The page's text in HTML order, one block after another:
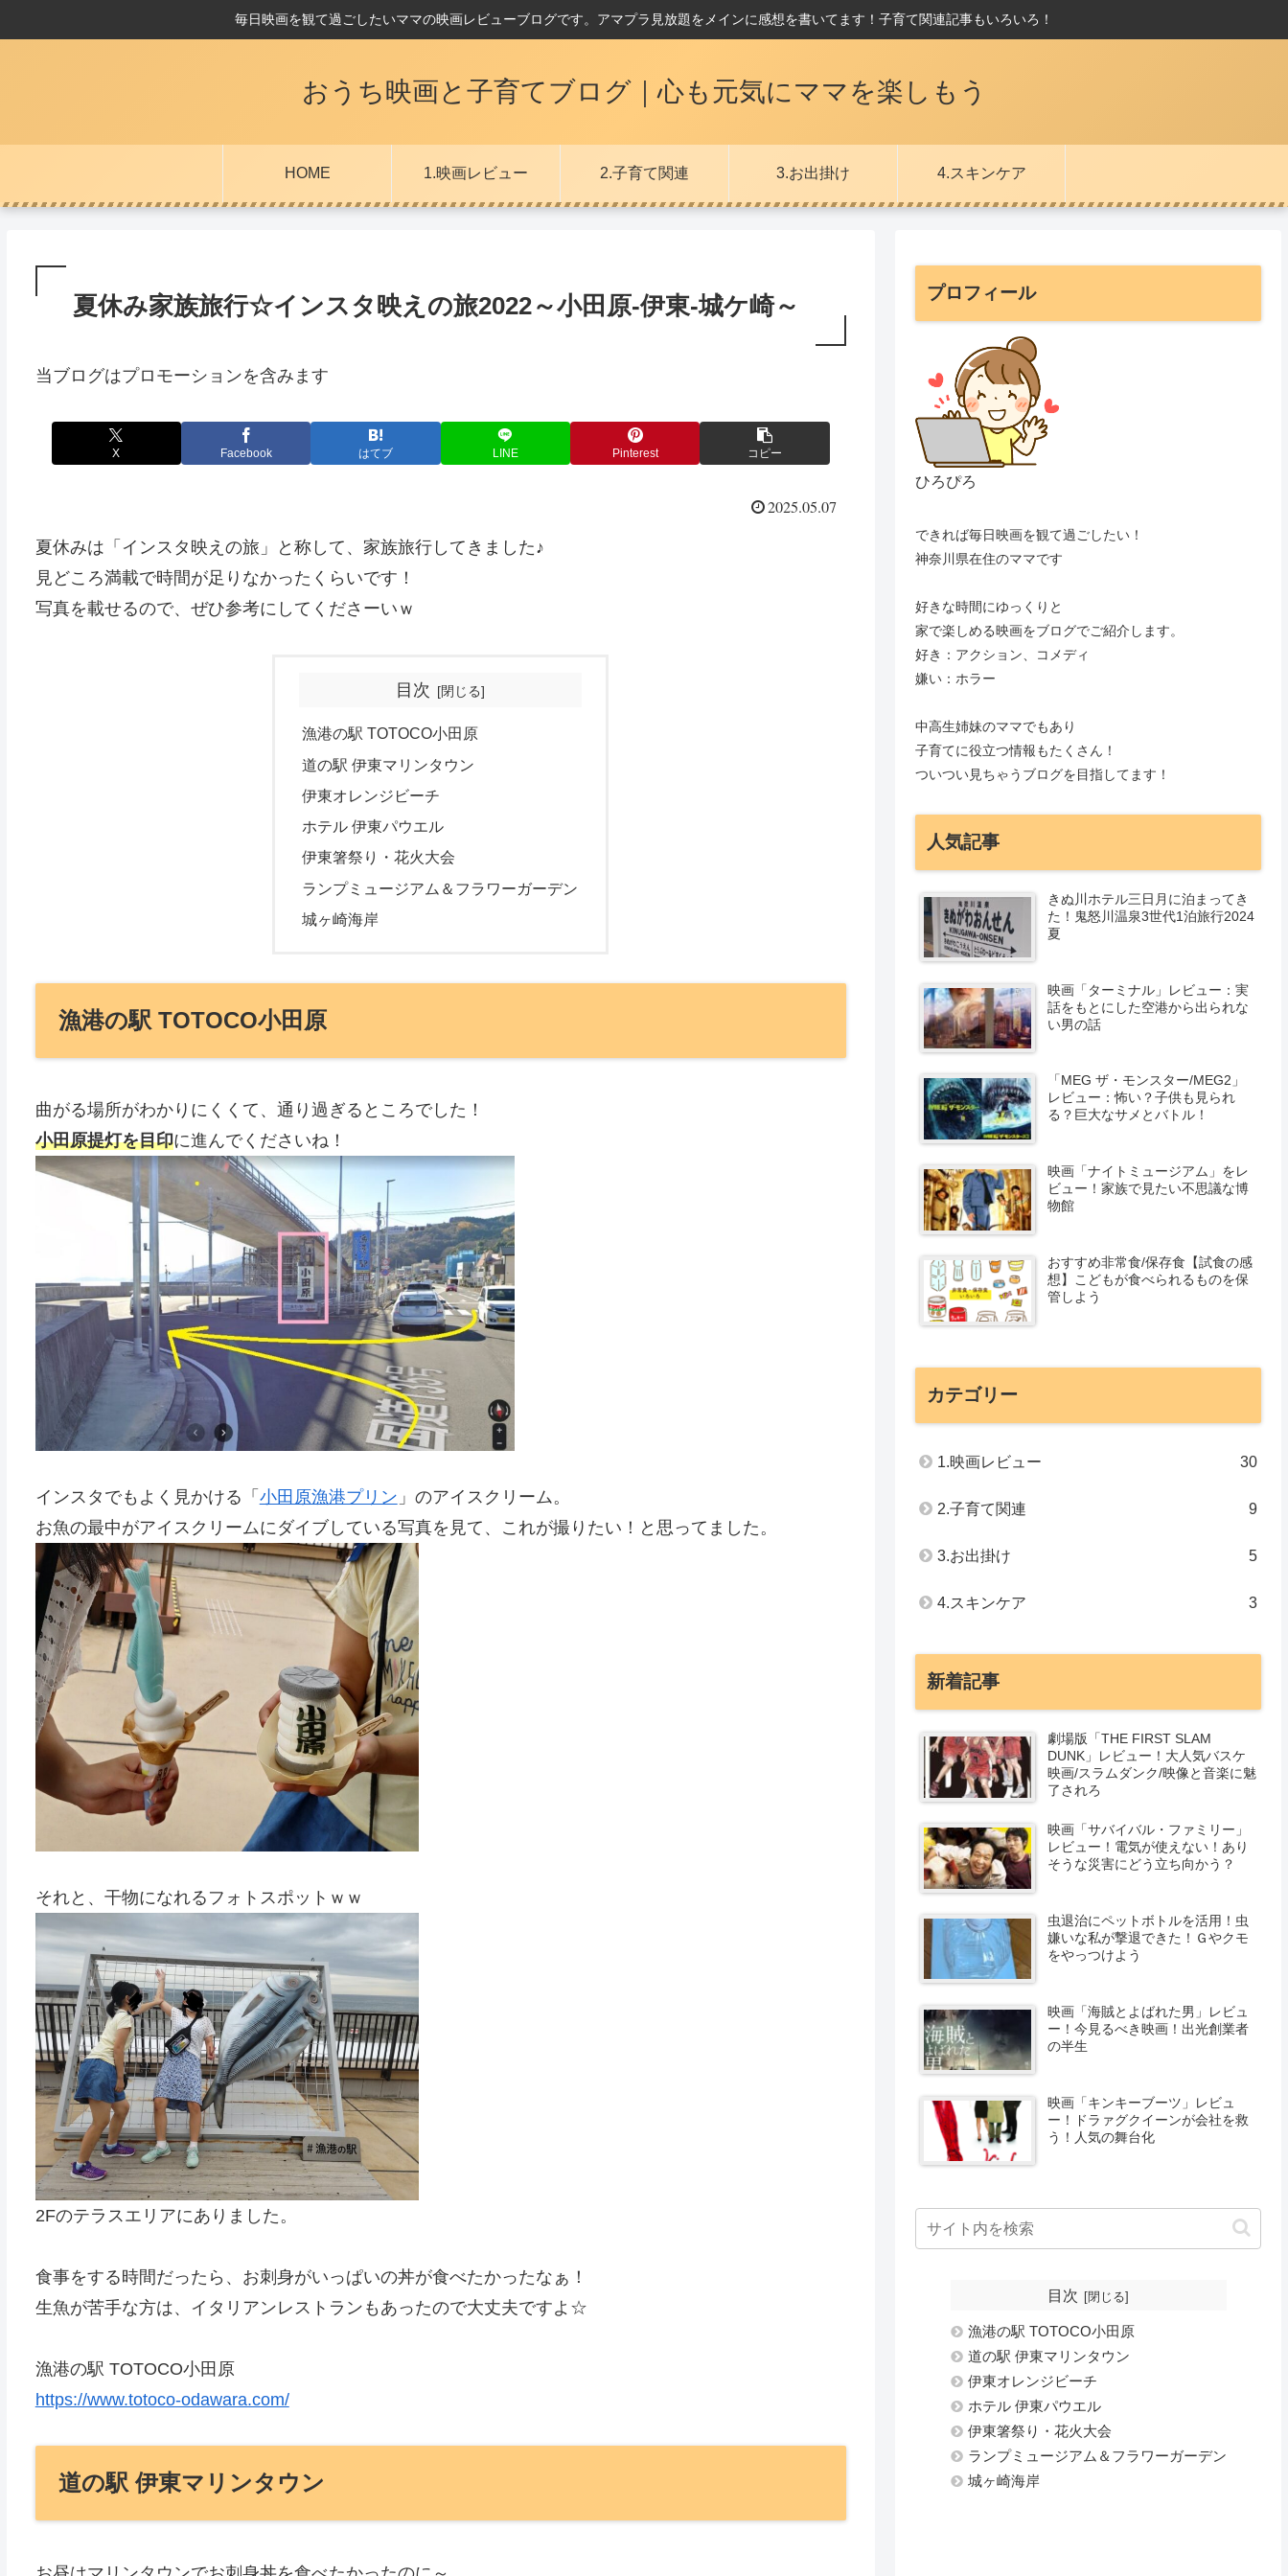
毎日映画を観て過ごしたいママの映画レビューブログです。アマプラ見放題をメインに感想を書いてます！子育て関連記事もいろいろ！
おうち映画と子育てブログ｜心も元気にママを楽しもう
HOME 1.映画レビュー 2.子育て関連 3.お出掛け 4.スキンケア
夏休み家族旅行☆インスタ映えの旅2022～小田原-伊東-城ケ崎～
当ブログはプロモーションを含みます
X Facebook はてブ LINE Pinterest コピー
2025.05.07
夏休みは「インスタ映えの旅」と称して、家族旅行してきました♪
見どころ満載で時間が足りなかったくらいです！
写真を載せるので、ぜひ参考にしてくださーいｗ
目次
漁港の駅 TOTOCO小田原
道の駅 伊東マリンタウン
伊東オレンジビーチ
ホテル 伊東パウエル
伊東箸祭り・花火大会
ランプミュージアム＆フラワーガーデン
城ヶ崎海岸
漁港の駅 TOTOCO小田原
曲がる場所がわかりにくくて、通り過ぎるところでした！
小田原提灯を目印に進んでくださいね！
インスタでもよく見かける「 小田原漁港プリン 」のアイスクリーム。
お魚の最中がアイスクリームにダイブしている写真を見て、これが撮りたい！と思ってました。
それと、干物になれるフォトスポットｗｗ
2Fのテラスエリアにありました。
食事をする時間だったら、お刺身がいっぱいの丼が食べたかったなぁ！
生魚が苦手な方は、イタリアンレストランもあったので大丈夫ですよ☆
漁港の駅 TOTOCO小田原
https://www.totoco-odawara.com/
道の駅 伊東マリンタウン
プロフィール
ひろぴろ
できれば毎日映画を観て過ごしたい！
神奈川県在住のママです
好きな時間にゆっくりと
家で楽しめる映画をブログでご紹介します。
好き：アクション、コメディ
嫌い：ホラー
中高生姉妹のママでもあり
子育てに役立つ情報もたくさん！
ついつい見ちゃうブログを目指してます！
人気記事
きぬ川ホテル三日月に泊まってき
た！鬼怒川温泉3世代1泊旅行2024
夏
映画「ターミナル」レビュー：実
話をもとにした空港から出られな
い男の話
「MEG ザ・モンスター/MEG2」
レビュー：怖い？子供も見られ
る？巨大なサメとバトル！
映画「ナイトミュージアム」をレ
ビュー！家族で見たい不思議な博
物館
おすすめ非常食/保存食【試食の感
想】こどもが食べられるものを保
管しよう
カテゴリー
1.映画レビュー 30
2.子育て関連 9
3.お出掛け 5
4.スキンケア 3
新着記事
劇場版「THE FIRST SLAM
DUNK」レビュー！大人気バスケ
映画/スラムダンク/映像と音楽に魅
了されろ
映画「サバイバル・ファミリー」
レビュー！電気が使えない！あり
そうな災害にどう立ち向かう？
虫退治にペットボトルを活用！虫
嫌いな私が撃退できた！Ｇやクモ
をやっつけよう
映画「海賊とよばれた男」レビュ
ー！今見るべき映画！出光創業者
の半生
映画「キンキーブーツ」レビュ
ー！ドラァグクイーンが会社を救
う！人気の舞台化
目次
漁港の駅 TOTOCO小田原
道の駅 伊東マリンタウン
伊東オレンジビーチ
ホテル 伊東パウエル
伊東箸祭り・花火大会
ランプミュージアム＆フラワーガーデン
城ヶ崎海岸